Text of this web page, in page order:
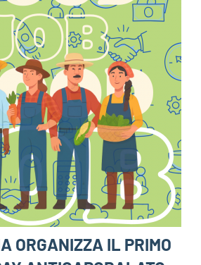
ORGANIZZA IL PRIMO